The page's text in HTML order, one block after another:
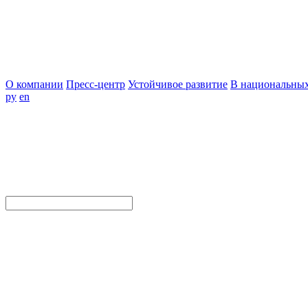
О компании Пресс-центр Устойчивое развитие В
ру en